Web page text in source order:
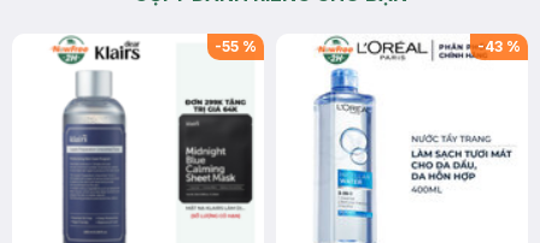
-55 % -43 %